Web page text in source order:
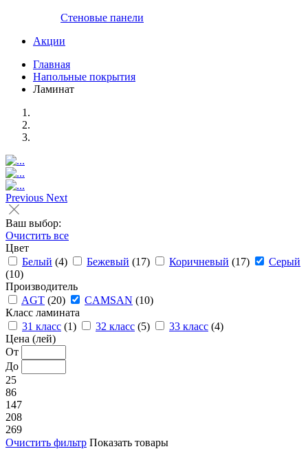
Стеновые панели
Акции
Главная
Напольные покрытия
Ламинат
Previous Next
Ваш выбор:
Очистить все
Цвет
Белый (4) Бежевый (17) Коричневый (17)
Серый
(10)
Производитель
AGT (20) CAMSAN (10)
Класс ламината
31 класс (1) 32 класс (5) 33 класс (4)
Цена (лей)
От
До
25
86
147
208
269
Очистить фильтр Показать товары